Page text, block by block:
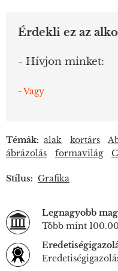
Érdekli ez az
- Hívjon minket:
- Vagy
Témák: alak kortárs
ábrázolás
formavilág
Stílus: Grafika
Legnagyobb
Több mint